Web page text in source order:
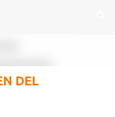
principal
DEL